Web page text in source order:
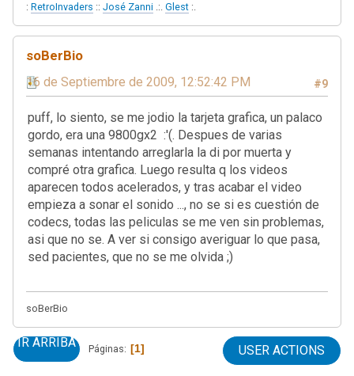
: RetroInvaders :: José Zanni .:. Glest :.
soBerBio
#9
16 de Septiembre de 2009, 12:52:42 PM
puff, lo siento, se me jodio la tarjeta grafica, un palaco
gordo, era una 9800gx2 :'(. Despues de varias
semanas intentando arreglarla la di por muerta y
compré otra grafica. Luego resulta q los videos
aparecen todos acelerados, y tras acabar el video
empieza a sonar el sonido ..., no se si es cuestión de
codecs, todas las peliculas se me ven sin problemas,
asi que no se. A ver si consigo averiguar lo que pasa,
sed pacientes, que no se me olvida ;)
soBerBio
IR ARRIBA Páginas 1 USER ACTIONS